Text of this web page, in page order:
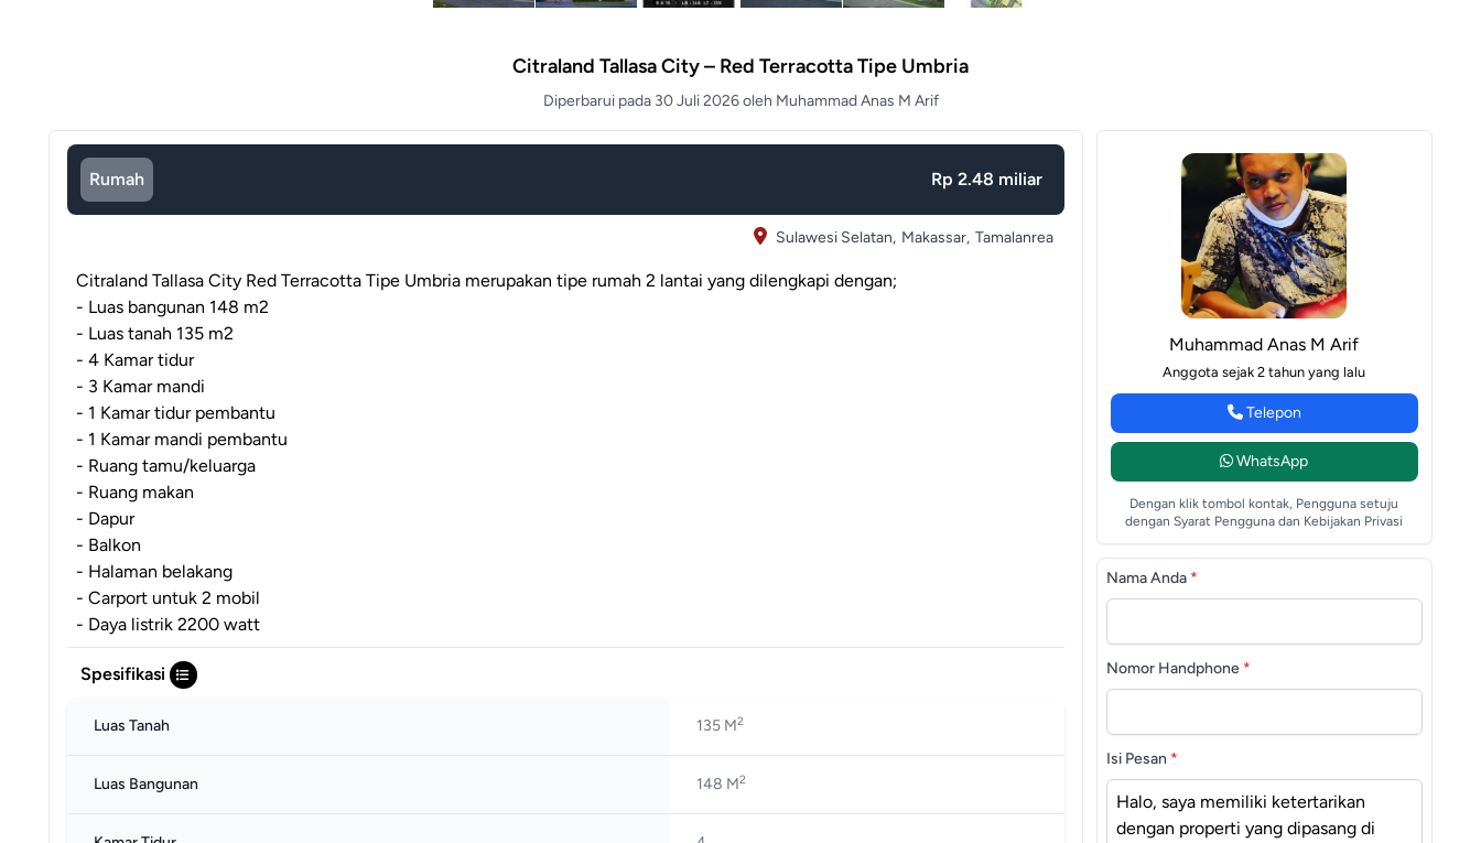
Citraland Tallasa City – Red Terracotta Tipe Umbria
Diperbarui pada 30 Juli 2026 oleh Muhammad Anas M Arif
Rumah Rp 2.48 miliar
Sulawesi Selatan, Makassar, Tamalanrea
Citraland Tallasa City Red Terracotta Tipe Umbria merupakan tipe rumah 2 lantai yang dilengkapi dengan;
- Luas bangunan 148 m2
- Luas tanah 135 m2
- 4 Kamar tidur
- 3 Kamar mandi
- 1 Kamar tidur pembantu
- 1 Kamar mandi pembantu
- Ruang tamu/keluarga
- Ruang makan
- Dapur
- Balkon
- Halaman belakang
- Carport untuk 2 mobil
- Daya listrik 2200 watt
Spesifikasi
Luas Tanah 135 M2
Luas Bangunan 148 M2
Muhammad Anas M Arif
Anggota sejak 2 tahun yang lalu
Telepon
WhatsApp
Dengan klik tombol kontak, Pengguna setuju
dengan Syarat Pengguna dan Kebijakan Privasi
Nama Anda *
Nomor Handphone *
Isi Pesan *